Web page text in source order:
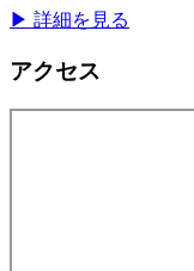
▶ 詳細を見る
アクセス